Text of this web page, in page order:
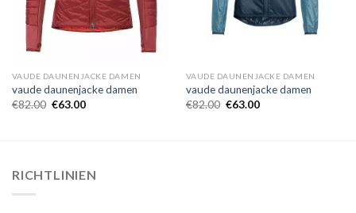
VAUDE DAUNENJACKE DAMEN
vaude daunenjacke damen
€82.00 €63.00
VAUDE DAUNENJACKE DAMEN
vaude daunenjacke damen
€82.00 €63.00
RICHTLINIEN